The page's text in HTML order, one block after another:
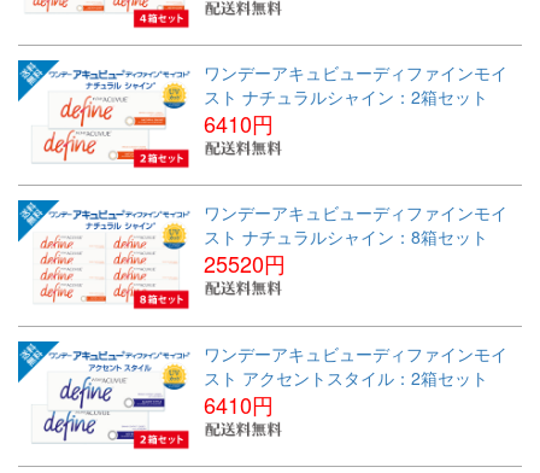
ワンデーアキュビューディファインモイ
スト ナチュラルシャイン：2箱セット
6410円
ワンデーアキュビューディファインモイ
スト ナチュラルシャイン：8箱セット
25520円
ワンデーアキュビューディファインモイ
スト アクセントスタイル：2箱セット
6410円